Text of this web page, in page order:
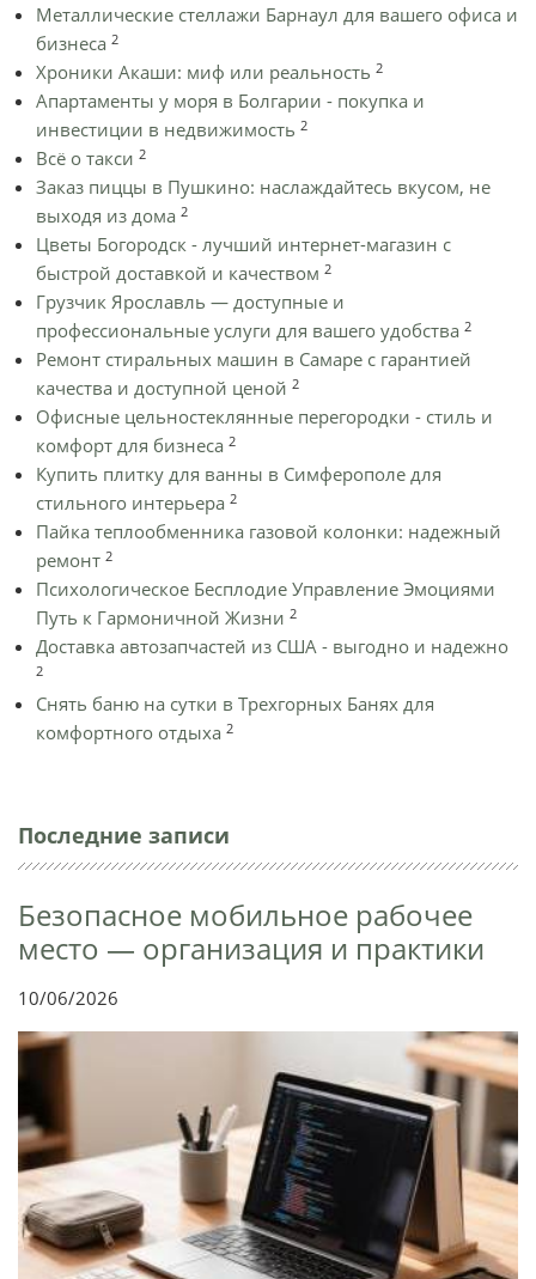
Металлические стеллажи Барнаул для вашего офиса и
бизнеса 2
Хроники Акаши: миф или реальность 2
Апартаменты у моря в Болгарии - покупка и
инвестиции в недвижимость 2
Всё о такси 2
Заказ пиццы в Пушкино: наслаждайтесь вкусом, не
выходя из дома 2
Цветы Богородск - лучший интернет-магазин с
быстрой доставкой и качеством 2
Грузчик Ярославль — доступные и
профессиональные услуги для вашего удобства 2
Ремонт стиральных машин в Самаре с гарантией
качества и доступной ценой 2
Офисные цельностеклянные перегородки - стиль и
комфорт для бизнеса 2
Купить плитку для ванны в Симферополе для
стильного интерьера 2
Пайка теплообменника газовой колонки: надежный
ремонт 2
Психологическое Бесплодие Управление Эмоциями
Путь к Гармоничной Жизни 2
Доставка автозапчастей из США - выгодно и надежно
2
Снять баню на сутки в Трехгорных Банях для
комфортного отдыха 2
Последние записи
Безопасное мобильное рабочее
место — организация и практики
10/06/2026